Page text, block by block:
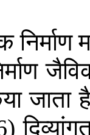
निर्माण
जाता